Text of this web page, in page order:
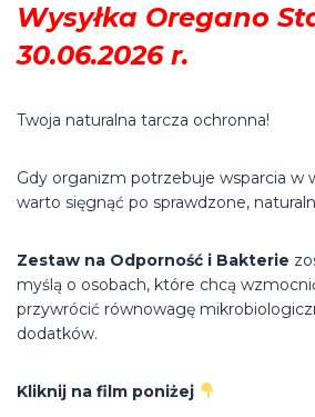
Wysyłka Oregano
30.06.2026 r.
Twoja naturalna tarcza ochronna!
Gdy organizm potrzebuje wsparcia w
warto sięgnąć po sprawdzone,
Zestaw na Odporność i Bakterie
myślą o osobach, które chcą
przywrócić równowagę
dodatków.
Kliknij na film poniżej